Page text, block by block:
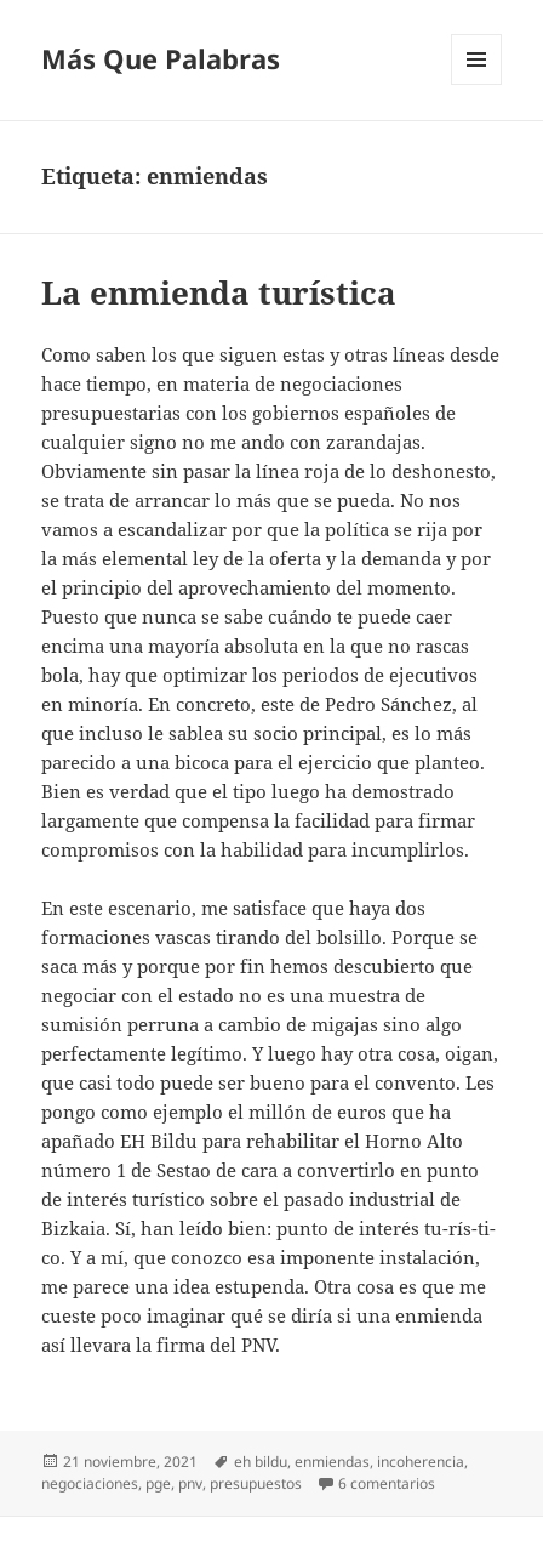
Más Que Palabras
Etiqueta:enmiendas
La enmienda turística
Como saben los que siguen estas y otras líneas desde
hace tiempo, en materia de negociaciones
presupuestarias con los gobiernos españoles de
cualquier signo no me ando con zarandajas.
Obviamente sin pasar la línea roja de lo deshonesto,
se trata de arrancar lo más que se pueda. No nos
vamos a escandalizar por que la política se rija por
la más elemental ley de la oferta y la demanda y por
el principio del aprovechamiento del momento.
Puesto que nunca se sabe cuándo te puede caer
encima una mayoría absoluta en la que no rascas
bola, hay que optimizar los periodos de ejecutivos
en minoría. En concreto, este de Pedro Sánchez, al
que incluso le sablea su socio principal, es lo más
parecido a una bicoca para el ejercicio que planteo.
Bien es verdad que el tipo luego ha demostrado
largamente que compensa la facilidad para firmar
compromisos con la habilidad para incumplirlos.
En este escenario, me satisface que haya dos
formaciones vascas tirando del bolsillo. Porque se
saca más y porque por fin hemos descubierto que
negociar con el estado no es una muestra de
sumisión perruna a cambio de migajas sino algo
perfectamente legítimo. Y luego hay otra cosa, oigan,
que casi todo puede ser bueno para el convento. Les
pongo como ejemplo el millón de euros que ha
apañado EH Bildu para rehabilitar el Horno Alto
número 1 de Sestao de cara a convertirlo en punto
de interés turístico sobre el pasado industrial de
Bizkaia. Sí, han leído bien: punto de interés tu-rís-ti-
co. Y a mí, que conozco esa imponente instalación,
me parece una idea estupenda. Otra cosa es que me
cueste poco imaginar qué se diría si una enmienda
así llevara la firma del PNV.
Publicado
el
21 noviembre, 2021 Etiquetas
eh bildu,enmiendas, incoherencia,
negociaciones, pge, pnv, presupuestos 6 comentarios